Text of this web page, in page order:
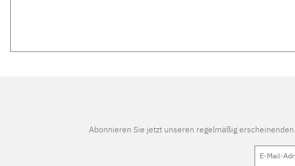
Abonnieren Sie jetzt unseren regelmäßig